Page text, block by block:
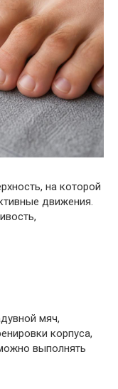
на которой
движения.
мяч,
корпуса,
выполнять